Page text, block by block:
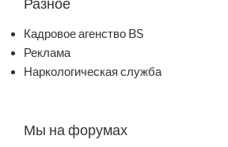
Разное
Кадровое агенство BS
Реклама
Наркологическая служба
Мы на форумах